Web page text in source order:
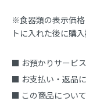
※食器類の表示価
トに入れた後に購
■ お預かりサービ
■ お支払い・返品
■ この商品につい